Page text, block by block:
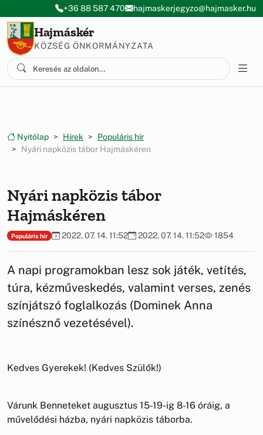
Ugrás a menüre
Ugrás a tartalomra
+36 88 587 470 hajmaskerjegyzo@hajmasker.hu
Hajmáskér
KÖZSÉG ÖNKORMÁNYZATA
Nyitólap Hírek
Populáris hír
Nyári napközis tábor Hajmáskéren
Nyári napközis tábor
Hajmáskéren
Populáris hír 2022. 07. 14. 11:52 2022. 07. 14. 11:52 1854
A napi programokban lesz sok játék, vetítés,
túra, kézműveskedés, valamint verses, zenés
színjátszó foglalkozás (Dominek Anna
színésznő vezetésével).
Kedves Gyerekek! (Kedves Szülők!)
Várunk Benneteket augusztus 15-19-ig 8-16 óráig, a
művelődési házba, nyári napközis táborba.